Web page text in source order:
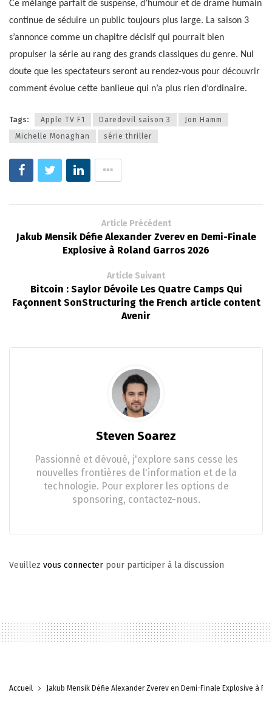
Ce mélange parfait de suspense, d’humour et de drame humain
continue de séduire un public toujours plus large. La saison 3
s’annonce comme un chapitre décisif qui pourrait bien
propulser la série au rang des grands classiques du genre. Nul
doute que les spectateurs seront au rendez-vous pour découvrir
comment évolue cette banlieue qui n’a plus rien d’ordinaire.
Tags: Apple TV F1 Daredevil saison 3
Jon Hamm
Michelle Monaghan
série thriller
Article Précédent
Jakub Mensik Défie Alexander Zverev en Demi-Finale
Explosive à Roland Garros 2026
Article Suivant
Bitcoin : Saylor Dévoile Les Quatre Camps Qui
Façonnent SonStructuring the French article content
Avenir
Steven Soarez
Passionné et dévoué, j'explore sans cesse les
nouvelles frontières de l'information et de la
technologie. Pour explorer les options de
sponsoring, contactez-nous.
Veuillez vous connecter pour participer à la discussion
Accueil Jakub Mensik Défie Alexander Zverev en Demi-Finale Explosive à